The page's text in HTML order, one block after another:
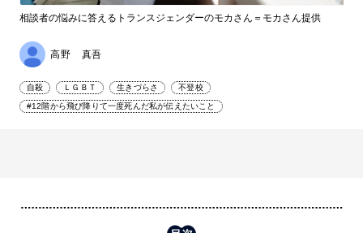
相談者の悩みに答えるトランスジェンダーのモカさん＝モカさん提供
高野 真吾
自殺 ＬＧＢＴ 生きづらさ 不登校
#12階から飛び降りて一度死んだ私が伝えたいこと